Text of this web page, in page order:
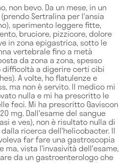
non bevo. Da un mese, in un
Sertralina per l'ansia
sperimento leggere fitte,
bruciore, pizzicore, dolore
in zona epigastrica, sotto le
vertebrale fino a metà
da zona a zona, spesso
difficoltà a digerire certi cibi
A volte, ho flatulenze e
ma non è servito. Il medico mi
nulla e mi ha prescritto le
feci. Mi ha prescritto Gaviscon
mg. Dall'esame del sangue
e ves), non è risultato nulla di
ricerca dell'helicobacter. Il
far fare una gastroscopia
ma, vista l'invasività dell'esame,
da un gastroenterologo che